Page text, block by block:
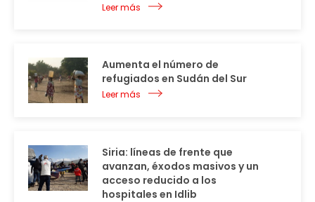
Leer más
Aumenta el número de
refugiados en Sudán del Sur
Leer más
Siria: líneas de frente que
avanzan, éxodos masivos y un
acceso reducido a los
hospitales en Idlib